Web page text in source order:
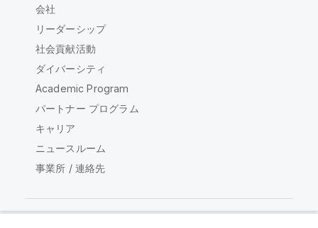
会社
リーダーシップ
社会貢献活動
ダイバーシティ
Academic Program
パートナー プログラム
キャリア
ニュースルーム
事業所 / 連絡先